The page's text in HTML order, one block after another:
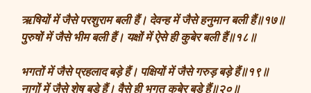
ऋषियों में जैसे परशुराम बली हैं। देवन्ह में जैसे हनुमान बली हैं॥१७॥
पुरुषों में जैसे भीम बली हैं। यक्षों में ऐसे ही कुबेर बली हैं॥१८॥
भगतों में जैसे प्रहलाद बड़े हैं। पक्षियों में जैसे गरुड़ बड़े हैं॥१९॥
नागों में जैसे शेष बड़े हैं। वैसे ही भगत कुबेर बड़े हैं॥२०॥